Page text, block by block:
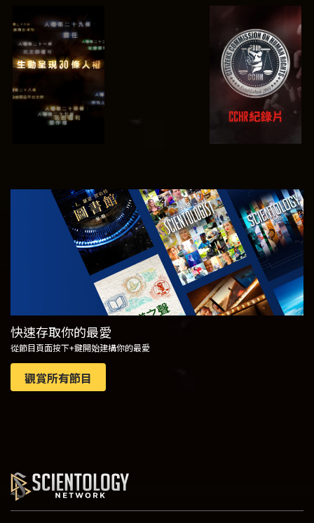
觀看 觀看
觀看 探索系列節目
快速存取你的最愛
從節目頁面按下+鍵開始建構你的最愛
觀賞所有節目